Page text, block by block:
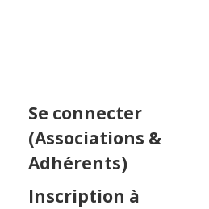
Se connecter
(Associations &
Adhérents)
Inscription à